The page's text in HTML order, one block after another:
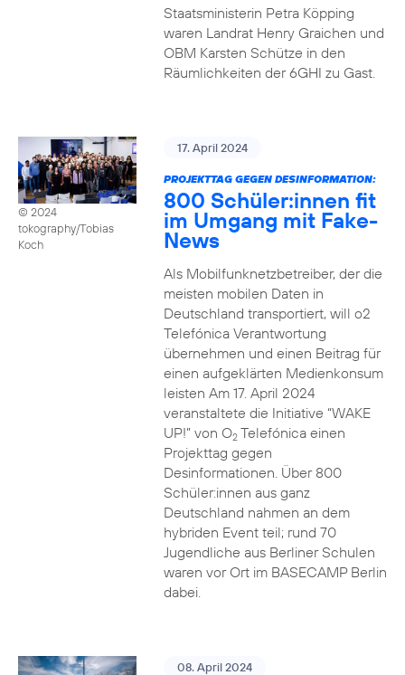
Staatsministerin Petra Köpping
waren Landrat Henry Graichen und
OBM Karsten Schütze in den
Räumlichkeiten der 6GHI zu Gast.
© 2024
tokography/Tobias
Koch
17. April 2024
PROJEKTTAG GEGEN DESINFORMATION:
800 Schüler:innen fit
im Umgang mit Fake-
News
Als Mobilfunknetzbetreiber, der die
meisten mobilen Daten in
Deutschland transportiert, will o2
Telefónica Verantwortung
übernehmen und einen Beitrag für
einen aufgeklärten Medienkonsum
leisten Am 17. April 2024
veranstaltete die Initiative “WAKE
UP!” von O2Telefónica einen
Projekttag gegen
Desinformationen. Über 800
Schüler:innen aus ganz
Deutschland nahmen an dem
hybriden Event teil; rund 70
Jugendliche aus Berliner Schulen
waren vor Ort im BASECAMP Berlin
dabei.
08. April 2024